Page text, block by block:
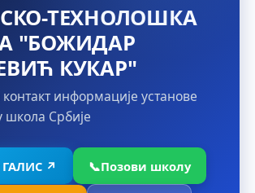
ТЕХНОЛОШКА
"БОЖИДАР
КУКАР"
информације установе
школа Србије
ГАЛИС ↗ 📞Позови школу